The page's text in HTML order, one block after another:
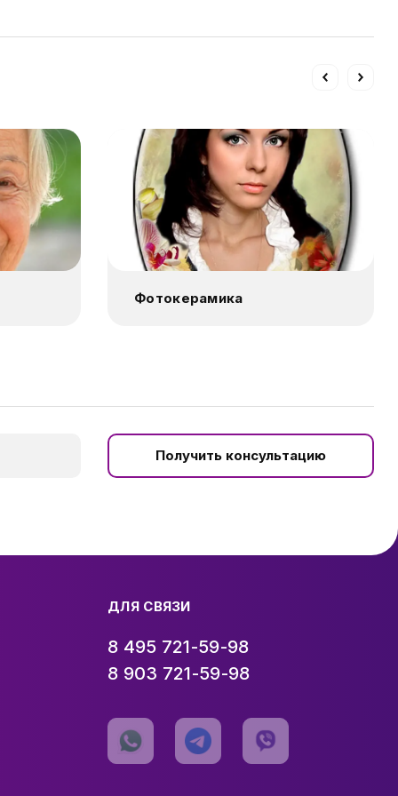
Фотокерамика
Получить консультацию
ДЛЯ СВЯЗИ
8 495 721-59-98
8 903 721-59-98